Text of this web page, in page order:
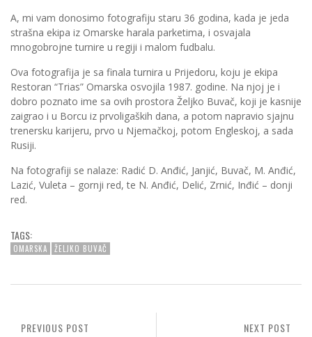
A, mi vam donosimo fotografiju staru 36 godina, kada je jeda
strašna ekipa iz Omarske harala parketima, i osvajala
mnogobrojne turnire u regiji i malom fudbalu.
Ova fotografija je sa finala turnira u Prijedoru, koju je ekipa
Restoran “Trias” Omarska osvojila 1987. godine. Na njoj je i
dobro poznato ime sa ovih prostora Željko Buvač, koji je kasnije
zaigrao i u Borcu iz prvoligaških dana, a potom napravio sjajnu
trenersku karijeru, prvo u Njemačkoj, potom Engleskoj, a sada
Rusiji.
Na fotografiji se nalaze: Radić D. Anđić, Janjić, Buvač, M. Anđić,
Lazić, Vuleta – gornji red, te N. Anđić, Delić, Zrnić, Inđić – donji
red.
TAGS:
OMARSKA ŽELJKO BUVAČ
NEXT POST
PREVIOUS POST